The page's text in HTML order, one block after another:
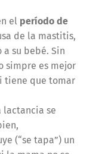
el período de
de la mastitis,
su bebé. Sin
simpre es mejor
tiene que tomar
se
(“se tapa”) un